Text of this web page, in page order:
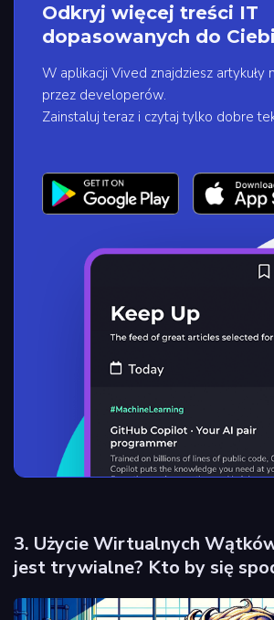
Odkryj więcej treści IT
dopasowanych do
W aplikacji Vived znajdziesz artykuły
przez developerów.
Zainstaluj teraz i czytaj tylko dobre
3. Użycie Wirtualnych
jest trywialne? Kto by się